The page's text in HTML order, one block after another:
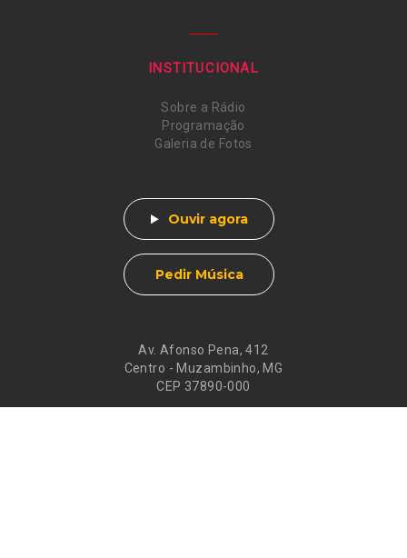
Av. Afonso Pena, 412
Centro - Muzambinho, MG
CEP 37890-000
INSTITUCIONAL
Sobre a Rádio
Programação
Galeria de Fotos
Ouvir agora
Pedir Música